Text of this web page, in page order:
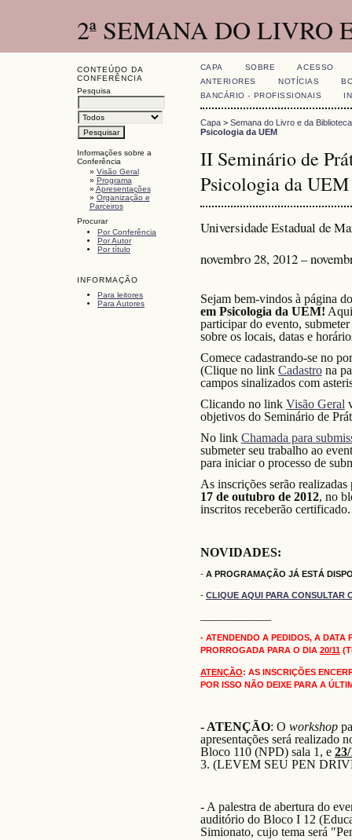
2ª SEMANA DO LIVRO
CONTEÚDO DA
CONFERÊNCIA
Pesquisa
Informações sobre a
Conferência
» Visão Geral
» Programa
» Apresentações
» Organização e
Parceiros
Procurar
Por Conferência
Por Autor
Por título
INFORMAÇÃO
Para leitores
Para Autores
CAPA SOBRE
ACESSO
ANTERIORES
NOTÍCIAS
BANCÁRIO - PROFISSIONAIS
Capa> Semana do Livro e da Biblioteca
Psicologia da UEM
II Seminário de
Psicologia da UEM
Universidade Estadual de
novembro 28, 2012 –
Sejam bem-vindos à página
em Psicologia da UEM!
participar do evento,
sobre os locais, datas e
Comece cadastrando-se no
(Clique no link Cadastrona
campos sinalizados com
Clicando no link Visão Geral
objetivos do Seminário de
No link Chamada para
submeter seu trabalho ao
para iniciar o processo de
As inscrições serão realizadas
17 de outubro de 2012, no
inscritos receberão certificado.
NOVIDADES:
- A PROGRAMAÇÃO JÁ ESTÁ
- CLIQUE AQUI PARA CONSULTAR
- ATENDENDO A PEDIDOS, A DATA
PRORROGADA PARA O DIA 20/11
ATENÇÃO: AS INSCRIÇÕES
POR ISSO NÃO DEIXE PARA A
- ATENÇÃO: O workshop
apresentações será realizado
Bloco 110 (NPD) sala 1, e
3. (LEVEM SEU PEN
- A palestra de abertura do
auditório do Bloco I 12
Simionato, cujo tema será